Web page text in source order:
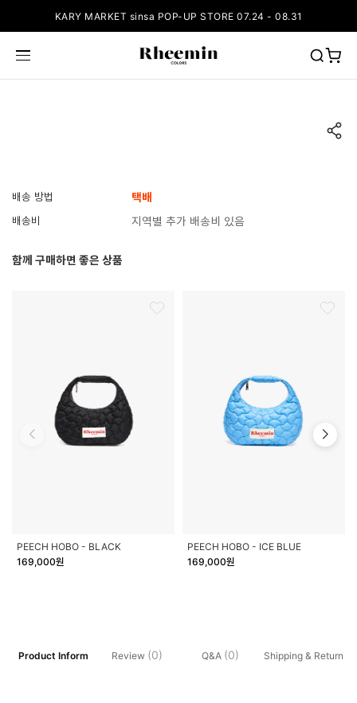
KARY MARKET sinsa POP-UP STORE 07.24 - 08.31
배송 방법 택배
배송비 지역별 추가 배송비 있음
함께 구매하면 좋은 상품
PEECH HOBO - BLACK
169,000원
PEECH HOBO - ICE BLUE
169,000원
Product Inform Review (0) Q&A (0) Shipping & Return